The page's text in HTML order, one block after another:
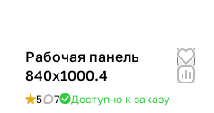
Рабочая панель
840х1000.4
5 7 Доступно к заказу